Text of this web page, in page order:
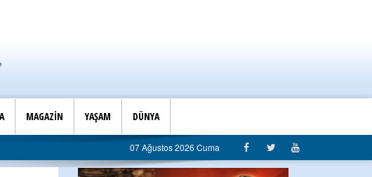
MAGAZİN YAŞAM DÜNYA
07 Ağustos 2026 Cuma